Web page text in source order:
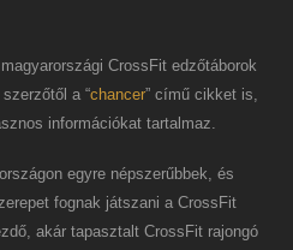
CrossFit edzőtáborok
a “chancer” című cikket is,
információkat tartalmaz.
egyre népszerűbbek, és
fognak játszani a CrossFit
akár tapasztalt CrossFit rajongó